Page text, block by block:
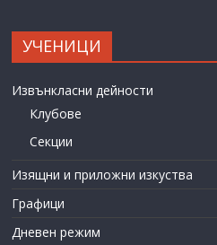
УЧЕНИЦИ
Извънкласни дейности
Клубове
Секции
Изящни и приложни изкуства
Графици
Дневен режим